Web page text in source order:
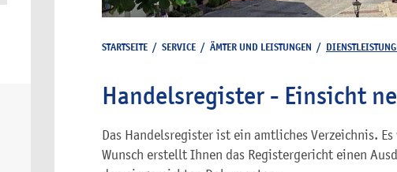
STARTSEITE / SERVICE / ÄMTER UND LEISTUNGEN /
Handelsregister - Einsicht
Das Handelsregister ist ein amtliches Verzeichnis.
Wunsch erstellt Ihnen das Registergericht einen